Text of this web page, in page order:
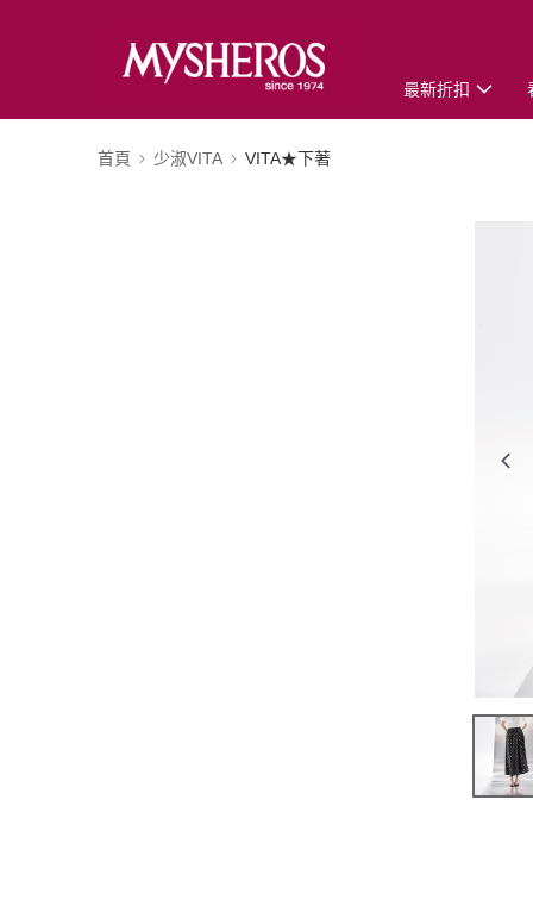
最新折扣
首頁 少淑VITA VITA★下著